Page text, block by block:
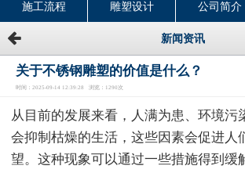
施工流程 雕塑设计 公司简介
新闻资讯
关于不锈钢雕塑的价值是什么？
时间：2025-09-14 12:39:28 浏览：1290次
从目前的发展来看，人满为患、环境污
会抑制枯燥的生活，这些因素会促进人
望。这种现象可以通过一些措施得到缓